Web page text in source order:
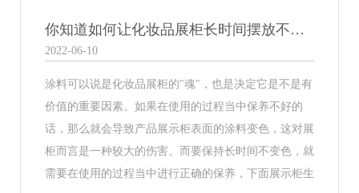
你知道如何让化妆品展柜长时间摆放不变色？
2022-06-10
涂料可以说是化妆品展柜的"魂"，也是决定它是不是有
价值的重要因素。如果在使用的过程当中保养不好的
话，那么就会导致产品展示柜表面的涂料变色，这对展
柜而言是一种较大的伤害。而要保持长时间不变色，就
需要在使用的过程当中进行正确的保养，下面展示柜生